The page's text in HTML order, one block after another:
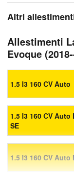
Altri
Allestimenti
Evoque
1.5 I3 160 CV Auto
1.5 I3 160 CV Auto
SE
1.5 I3 160 CV Auto